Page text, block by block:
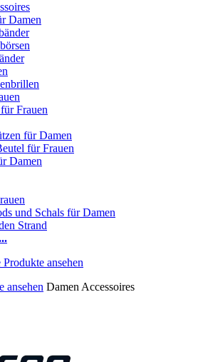
Damen
Frauen
für Damen
für Frauen
Damen
und Schals für Damen
Strand
ansehen Damen Accessoires